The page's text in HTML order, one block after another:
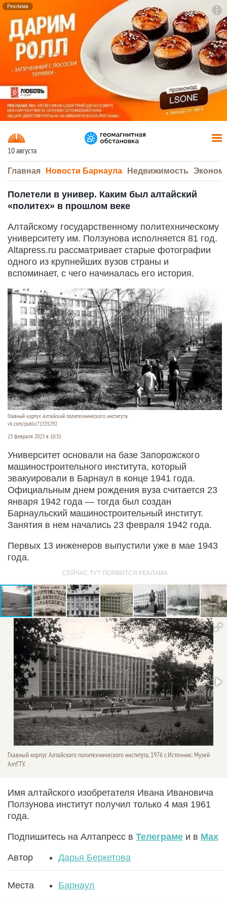
Реклама
10 августа
Главная Новости Барнаула Недвижимость
Полетели в универ. Каким был алтайский
«политех» в прошлом веке
Алтайскому государственному политехническому
университету им. Ползунова исполняется 81 год.
Altapress.ru рассматривает старые фотографии
одного из крупнейших вузов страны и
вспоминает, с чего начиналась его история.
Главный корпус Алтайский политехнического института.
vk.com/public71335292
23 февраля 2023 в 10:31
Университет основали на базе Запорожского
машиностроительного института, который
эвакуировали в Барнаул в конце 1941 года.
Официальным днем рождения вуза считается 23
января 1942 года — тогда был создан
Барнаульский машиностроительный институт.
Занятия в нем начались 23 февраля 1942 года.
Первых 13 инженеров выпустили уже в мае 1943
года.
Главный корпус Алтайского политехнического института, 1976 г. Источник: Музей
АлтГТУ.
Имя алтайского изобретателя Ивана Ивановича
Ползунова институт получил только 4 мая 1961
года.
Подпишитесь на Алтапресс в Телеграме и в Max
Автор Дарья Беркетова
Места Барнаул